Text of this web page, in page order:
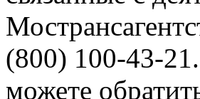
(800) 100-43-
можете